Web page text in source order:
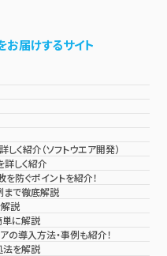
届けするサイト
く紹介（ソフトウエア開発）
しく紹介
防ぐポイントを紹介！
まで徹底解説
説
単に解説
の導入方法・事例も紹介！
法を解説